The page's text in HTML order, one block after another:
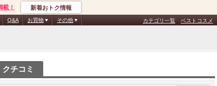
！ 新着おトク情報
Q&A お買物 その他 カテゴリ一覧 ベストコスメ
チコミ